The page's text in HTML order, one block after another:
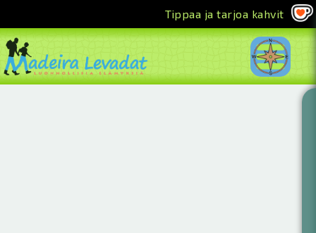
Tippaa ja tarjoa kahvit
<<